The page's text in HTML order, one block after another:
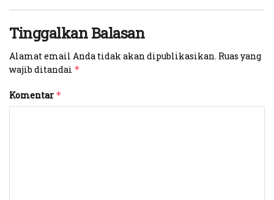
Tinggalkan Balasan
Alamat email Anda tidak akan dipublikasikan. Ruas yang
wajib ditandai *
Komentar *